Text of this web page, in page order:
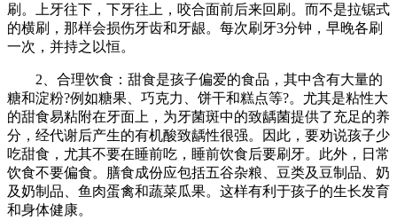
刷。上牙往下，下牙往上，咬合面前后来回刷。而不是拉锯式
的横刷，那样会损伤牙齿和牙龈。每次刷牙3分钟，早晚各刷
一次，并持之以恒。
2、合理饮食：甜食是孩子偏爱的食品，其中含有大量的
糖和淀粉?例如糖果、巧克力、饼干和糕点等?。尤其是粘性大
的甜食易粘附在牙面上，为牙菌斑中的致龋菌提供了充足的养
分，经代谢后产生的有机酸致龋性很强。因此，要劝说孩子少
吃甜食，尤其不要在睡前吃，睡前饮食后要刷牙。此外，日常
饮食不要偏食。膳食成份应包括五谷杂粮、豆类及豆制品、奶
及奶制品、鱼肉蛋禽和蔬菜瓜果。这样有利于孩子的生长发育
和身体健康。